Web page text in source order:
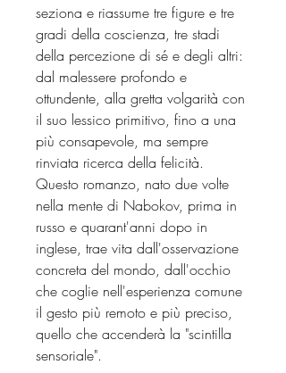
seziona e riassume tre figure e tre
gradi della coscienza, tre stadi
della percezione di sé e degli altri:
dal malessere profondo e
ottundente, alla gretta volgarità con
il suo lessico primitivo, fino a una
più consapevole, ma sempre
rinviata ricerca della felicità.
Questo romanzo, nato due volte
nella mente di Nabokov, prima in
russo e quarant'anni dopo in
inglese, trae vita dall'osservazione
concreta del mondo, dall'occhio
che coglie nell'esperienza comune
il gesto più remoto e più preciso,
quello che accenderà la "scintilla
sensoriale".